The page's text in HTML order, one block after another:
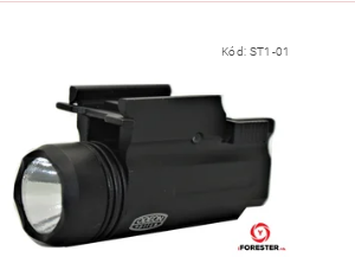
Kód: ST1-01